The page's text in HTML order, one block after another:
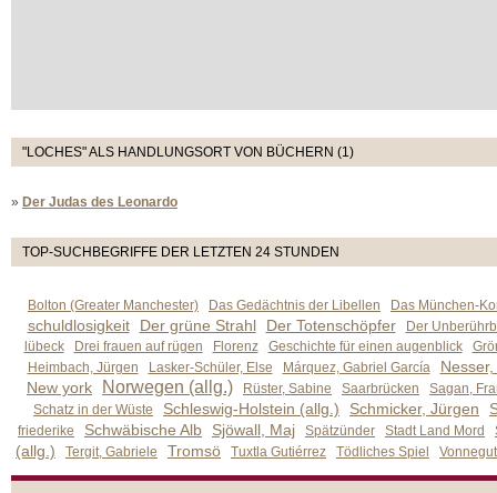
"LOCHES" ALS HANDLUNGSORT VON BÜCHERN (1)
» Der Judas des Leonardo
TOP-SUCHBEGRIFFE DER LETZTEN 24 STUNDEN
Bolton (Greater Manchester) Das Gedächtnis der Libellen Das München-
schuldlosigkeit Der grüne Strahl Der Totenschöpfer
Der
lübeck
Drei frauen auf rügen Florenz Geschichte für einen augenblick
Heimbach, Jürgen
Lasker-Schüler, Else Márquez, Gabriel García
New york
Norwegen (allg.) Rüster, Sabine Saarbrücken
Sagan,
Schatz in der Wüste
Schleswig-Holstein (allg.) Schmicker, Jürgen
friederike Schwäbische Alb Sjöwall, Maj Spätzünder Stadt Land Mord
(allg.) Tergit, Gabriele Tromsö Tuxtla Gutiérrez Tödliches Spiel